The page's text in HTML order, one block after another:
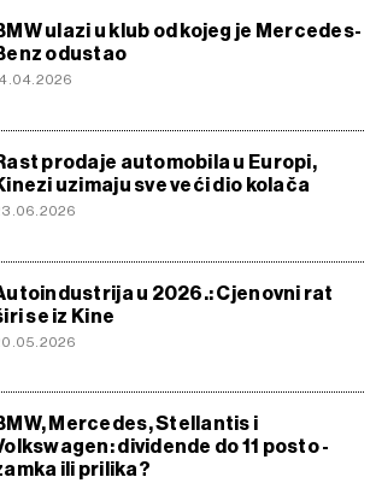
ulazi u klub od kojeg je Mercedes-
odustao
prodaje automobila u Europi,
uzimaju sve veći dio kolača
u 2026.: Cjenovni rat
se iz Kine
Mercedes, Stellantis i
dividende do 11 posto -
ili prilika?